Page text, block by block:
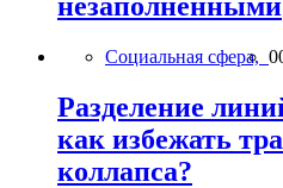
Социальная сфера,
Разделение
как избежать
коллапса?